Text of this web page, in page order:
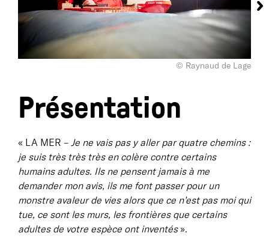
© Raynaud de Lage
Présentation
« LA MER – Je ne vais pas y aller par quatre chemins :
je suis très très très en colère contre certains
humains adultes. Ils ne pensent jamais à me
demander mon avis, ils me font passer pour un
monstre avaleur de vies alors que ce n’est pas moi qui
tue, ce sont les murs, les frontières que certains
adultes de votre espèce ont inventés».